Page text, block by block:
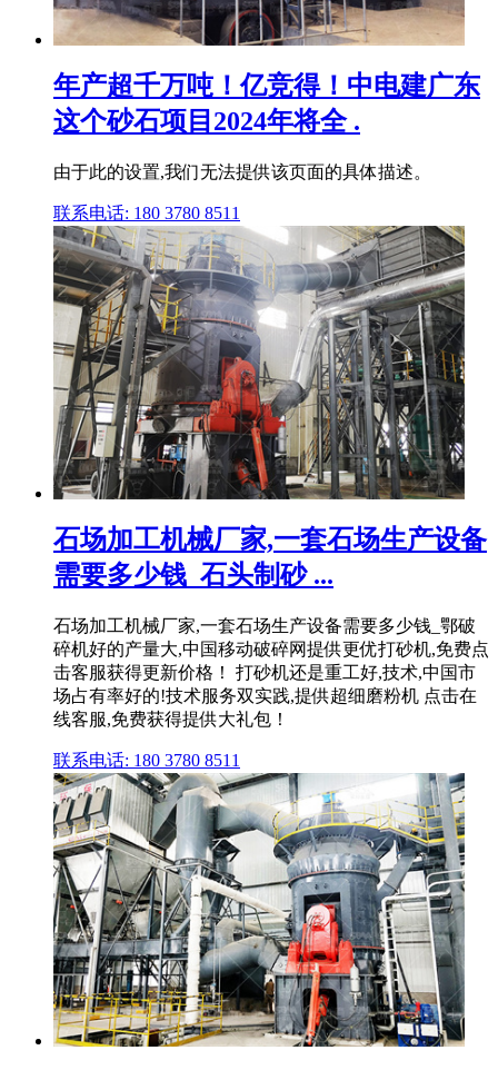
年产超千万吨！亿竞得！中电建广东
这个砂石项目2024年将全 .
由于此的设置,我们无法提供该页面的具体描述。
联系电话: 180 3780 8511
石场加工机械厂家,一套石场生产设备
需要多少钱_石头制砂 ...
石场加工机械厂家,一套石场生产设备需要多少钱_鄂破
碎机好的产量大,中国移动破碎网提供更优打砂机,免费点
击客服获得更新价格！ 打砂机还是重工好,技术,中国市
场占有率好的!技术服务双实践,提供超细磨粉机 点击在
线客服,免费获得提供大礼包！
联系电话: 180 3780 8511